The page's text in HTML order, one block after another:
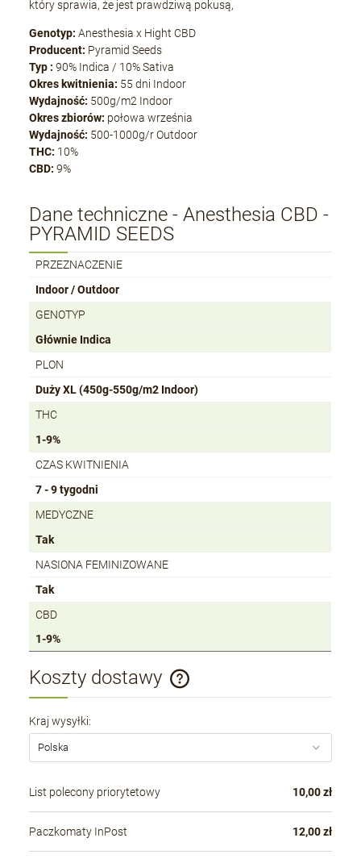
który sprawia, że jest prawdziwą pokusą,
Genotyp: Anesthesia x Hight CBD
Producent: Pyramid Seeds
Typ : 90% Indica / 10% Sativa
Okres kwitnienia: 55 dni Indoor
Wydajność: 500g/m2 Indoor
Okres zbiorów: połowa września
Wydajność: 500-1000g/r Outdoor
THC: 10%
CBD: 9%
Dane techniczne - Anesthesia CBD -
PYRAMID SEEDS
PRZEZNACZENIE
Indoor / Outdoor
GENOTYP
Głównie Indica
PLON
Duży XL (450g-550g/m2 Indoor)
THC
1-9%
CZAS KWITNIENIA
7 - 9 tygodni
MEDYCZNE
Tak
NASIONA FEMINIZOWANE
Tak
CBD
1-9%
Koszty dostawy
Cena nie zawiera ewentualnych kosztów płatności
Kraj wysyłki:
List polecony priorytetowy 10,00 zł
Paczkomaty InPost 12,00 zł